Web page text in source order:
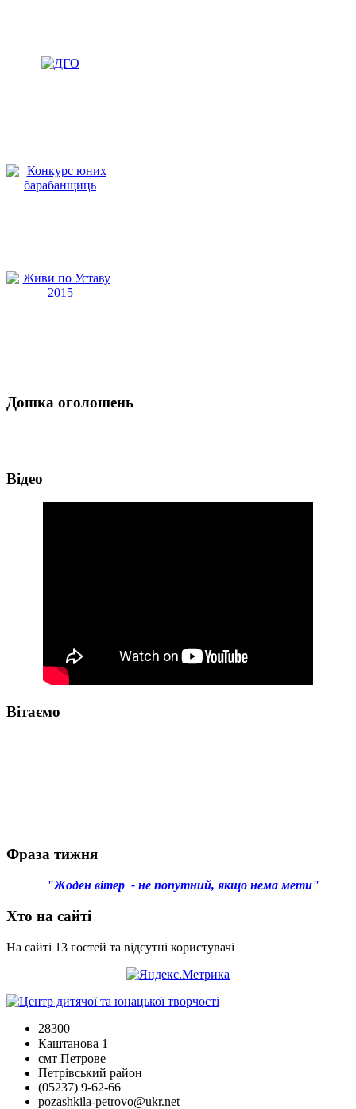
Дошка оголошень
Відео
Вітаємо
Фраза тижня
"Жоден вітер - не попутний, якщо нема мети"
Хто на сайті
На сайті 13 гостей та відсутні користувачі
28300
Каштанова 1
смт Петрове
Петрівський район
(05237) 9-62-66
pozashkila-petrovo@ukr.net